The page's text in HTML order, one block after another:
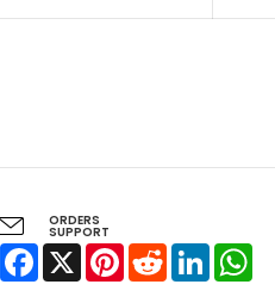
ORDERS
SUPPORT
Facebook
X PinterestRedditLinkedIn